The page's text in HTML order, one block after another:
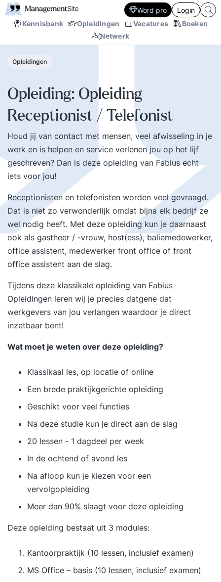
Kennisbank Opleidingen Vacatures
Boeken
Netwerk
Word pro Login
Opleidingen
Opleiding: Opleiding
Receptionist / Telefonist
Houd jij van contact met mensen, veel afwisseling in je
werk en is helpen en service verlenen jou op het lijf
geschreven? Dan is deze opleiding van Fabius echt
iets voor jou!
Receptionisten en telefonisten worden veel gevraagd.
Dat is niet zo verwonderlijk omdat bijna elk bedrijf ze
wel nodig heeft. Met deze opleiding kun je daarnaast
ook als gastheer / -vrouw, host(ess), baliemedewerker,
office assistent, medewerker front office of front
office assistent aan de slag.
Tijdens deze klassikale opleiding van Fabius
Opleidingen leren wij je precies datgene dat
werkgevers van jou verlangen waardoor je direct
inzetbaar bent!
Wat moet je weten over deze opleiding?
Klassikaal les, op locatie of online
Een brede praktijkgerichte opleiding
Geschikt voor veel functies
Na deze studie kun je direct aan de slag
20 lessen - 1 dagdeel per week
In de ochtend of avond les
Na afloop kun je kiezen voor een
vervolgopleiding
Meer dan 90% slaagt voor deze opleiding
Deze opleiding bestaat uit 3 modules:
Kantoorpraktijk (10 lessen, inclusief examen)
MS Office – basis (10 lessen, inclusief examen)